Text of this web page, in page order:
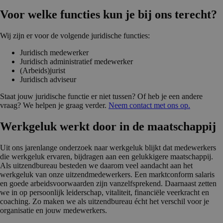
Voor welke functies kun je bij ons terecht?
Wij zijn er voor de volgende juridische functies:
Juridisch medewerker
Juridisch administratief medewerker
(Arbeids)jurist
Juridisch adviseur
Staat jouw juridische functie er niet tussen? Of heb je een andere
vraag? We helpen je graag verder. Neem contact met ons op.
Werkgeluk werkt door in de maatschappij
Uit ons jarenlange onderzoek naar werkgeluk blijkt dat medewerkers
die werkgeluk ervaren, bijdragen aan een gelukkigere maatschappij.
Als uitzendbureau besteden we daarom veel aandacht aan het
werkgeluk van onze uitzendmedewerkers. Een marktconform salaris
en goede arbeidsvoorwaarden zijn vanzelfsprekend. Daarnaast zetten
we in op persoonlijk leiderschap, vitaliteit, financiële veerkracht en
coaching. Zo maken we als uitzendbureau écht het verschil voor je
organisatie en jouw medewerkers.